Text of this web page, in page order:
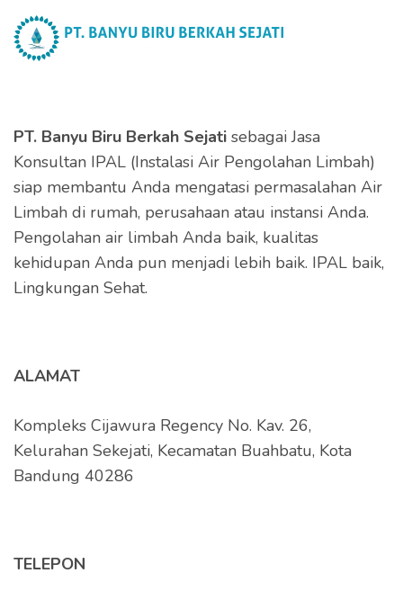
PT. Banyu Biru Berkah Sejati sebagai Jasa
Konsultan IPAL (Instalasi Air Pengolahan Limbah)
siap membantu Anda mengatasi permasalahan Air
Limbah di rumah, perusahaan atau instansi Anda.
Pengolahan air limbah Anda baik, kualitas
kehidupan Anda pun menjadi lebih baik. IPAL baik,
Lingkungan Sehat.
ALAMAT
Kompleks Cijawura Regency No. Kav. 26,
Kelurahan Sekejati, Kecamatan Buahbatu, Kota
Bandung 40286
TELEPON